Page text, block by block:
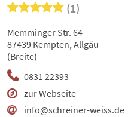
(1)
0831 22393
zur Webseite
info@schreiner-weiss.de
Memminger Str. 64
87439 Kempten, Allgäu
(Breite)